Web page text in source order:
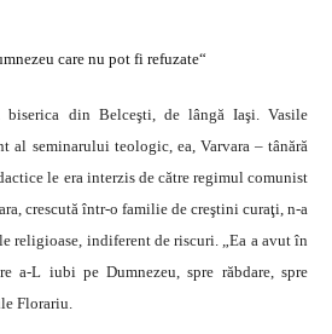
care nu pot fi refuzate“
din Belceşti, de lângă Iaşi. Vasile
al seminarului teologic, ea, Varvara – tânără
le era interzis de către regimul comunist
crescută într-o familie de creştini curaţi, n-a
religioase, indiferent de riscuri. „Ea a avut în
a-L iubi pe Dumnezeu, spre răbdare, spre
Florariu.